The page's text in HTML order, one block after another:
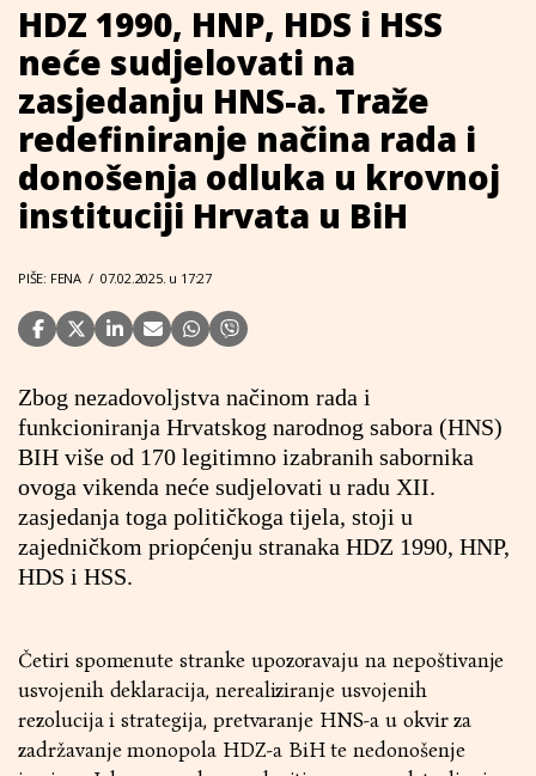
HDZ 1990, HNP, HDS i HSS
neće sudjelovati na
zasjedanju HNS-a. Traže
redefiniranje načina rada i
donošenja odluka u krovnoj
instituciji Hrvata u BiH
PIŠE: FENA / 07.02.2025. u 17:27
Zbog nezadovoljstva načinom rada i
funkcioniranja Hrvatskog narodnog sabora (HNS)
BIH više od 170 legitimno izabranih sabornika
ovoga vikenda neće sudjelovati u radu XII.
zasjedanja toga političkoga tijela, stoji u
zajedničkom priopćenju stranaka HDZ 1990, HNP,
HDS i HSS.
Četiri spomenute stranke upozoravaju na nepoštivanje
usvojenih deklaracija, nerealiziranje usvojenih
rezolucija i strategija, pretvaranje HNS-a u okvir za
zadržavanje monopola HDZ-a BiH te nedonošenje